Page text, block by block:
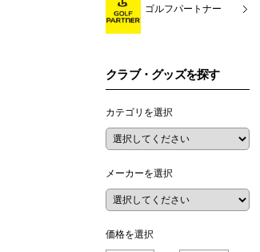
ゴルフパートナー
クラブ・グッズを探す
カテゴリを選択
メーカーを選択
価格を選択